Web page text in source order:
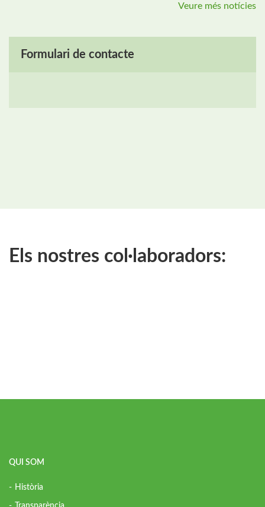
Veure més notícies
Formulari de contacte
Els nostres col·laboradors:
QUI SOM
Història